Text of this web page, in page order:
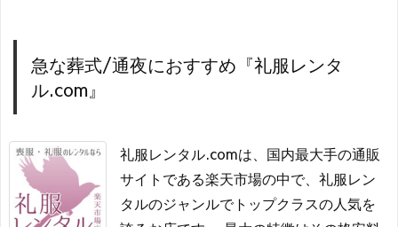
急な葬式/通夜におすすめ『礼服レンタ
ル.com』
礼服レンタル.comは、国内最大手の通販
サイトである楽天市場の中で、礼服レン
タルのジャンルでトップクラスの人気を